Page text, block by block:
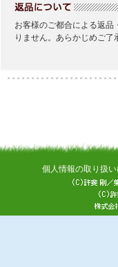
個人情報の取り扱